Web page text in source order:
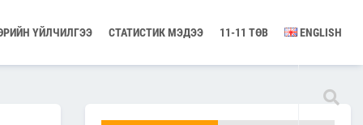
ҮЙЛЧИЛГЭЭ СТАТИСТИК МЭДЭЭ 11-11 ТӨВ ENGLISH